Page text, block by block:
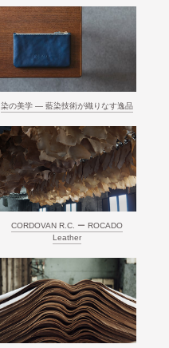
染の美学 ― 藍染技術が織りなす逸品
CORDOVAN R.C. ー ROCADO
Leather